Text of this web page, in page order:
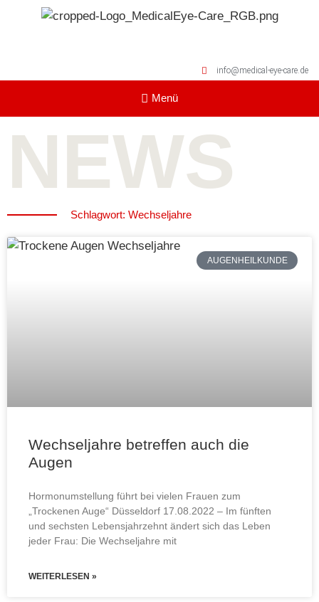
info@medical-eye-care.de
NEWS
Schlagwort: Wechseljahre
AUGENHEILKUNDE
Wechseljahre betreffen auch die
Augen
Hormonumstellung führt bei vielen Frauen zum
„Trockenen Auge“ Düsseldorf 17.08.2022 – Im fünften
und sechsten Lebensjahrzehnt ändert sich das Leben
jeder Frau: Die Wechseljahre mit
WEITERLESEN »